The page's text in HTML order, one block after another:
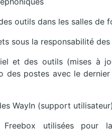
outils dans les salles de
sous la responsabilité
et des outils (mises à
des postes avec le
WayIn (support utilisateur)
Freebox utilisées pour